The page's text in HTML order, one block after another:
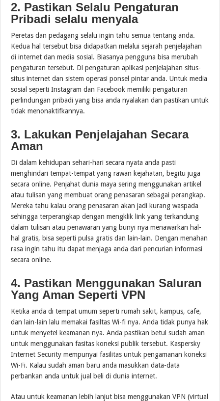
2. Pastikan Selalu Pengaturan
Pribadi selalu menyala
Peretas dan pedagang selalu ingin tahu semua tentang anda.
Kedua hal tersebut bisa didapatkan melalui sejarah penjelajahan
di internet dan media sosial. Biasanya pengguna bisa merubah
pengaturan tersebut. Di pengaturan aplikasi penjelajahan situs-
situs internet dan sistem operasi ponsel pintar anda. Untuk media
sosial seperti Instagram dan Facebook memiliki pengaturan
perlindungan pribadi yang bisa anda nyalakan dan pastikan untuk
tidak menonaktifkannya.
3. Lakukan Penjelajahan Secara
Aman
Di dalam kehidupan sehari-hari secara nyata anda pasti
menghindari tempat-tempat yang rawan kejahatan, begitu juga
secara online. Penjahat dunia maya sering menggunakan artikel
atau tulisan yang membuat orang penasaran sebagai perangkap.
Mereka tahu kalau orang penasaran akan jadi kurang waspada
sehingga terperangkap dengan mengklik link yang terkandung
dalam tulisan atau penawaran yang bunyi nya menawarkan hal-
hal gratis, bisa seperti pulsa gratis dan lain-lain. Dengan menahan
rasa ingin tahu itu dapat menjaga anda dari pencurian informasi
secara online.
4. Pastikan Menggunakan Saluran
Yang Aman Seperti VPN
Ketika anda di tempat umum seperti rumah sakit, kampus, cafe,
dan lain-lain lalu memakai fasiltas Wi-fi nya. Anda tidak punya hak
untuk menyetel keamanan nya. Anda pastikan betul sudah aman
untuk menggunakan fasitas koneksi publik tersebut. Kaspersky
Internet Security mempunyai fasilitas untuk pengamanan koneksi
Wi-Fi. Kalau sudah aman baru anda masukkan data-data
perbankan anda untuk jual beli di dunia internet.
Atau untuk keamanan lebih lanjut bisa menggunakan VPN (virtual